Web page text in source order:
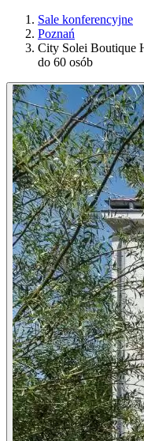
Sale konferencyjne
Poznań
City Solei Boutique
do 60 osób